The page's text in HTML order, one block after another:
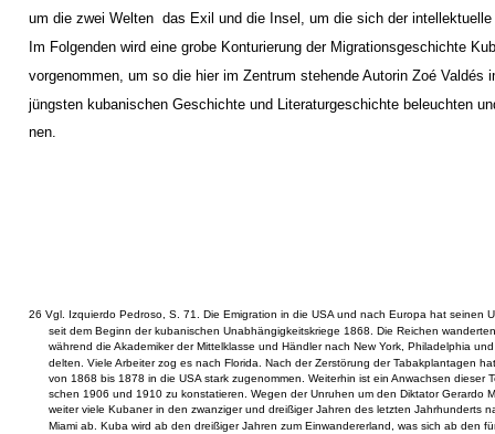
um die zwei Welten ­ das Exil und die Insel, um die sich der
Im Folgenden wird eine grobe Konturierung der Migrationsgeschichte
vorgenommen, um so die hier im Zentrum stehende Autorin Zoé Valdés
jüngsten kubanischen Geschichte und Literaturgeschichte beleuchten
nen.
26 Vgl. Izquierdo Pedroso, S. 71. Die Emigration in die USA und nach Europa hat seinen
seit dem Beginn der kubanischen Unabhängigkeitskriege 1868. Die Reichen
während die Akademiker der Mittelklasse und Händler nach New York, Philadelphia
delten. Viele Arbeiter zog es nach Florida. Nach der Zerstörung der Tabakplantagen
von 1868 bis 1878 in die USA stark zugenommen. Weiterhin ist ein Anwachsen dieser
schen 1906 und 1910 zu konstatieren. Wegen der Unruhen um den Diktator Gerardo
weiter viele Kubaner in den zwanziger und dreißiger Jahren des letzten Jahrhunderts
Miami ab. Kuba wird ab den dreißiger Jahren zum Einwandererland, was sich ab den